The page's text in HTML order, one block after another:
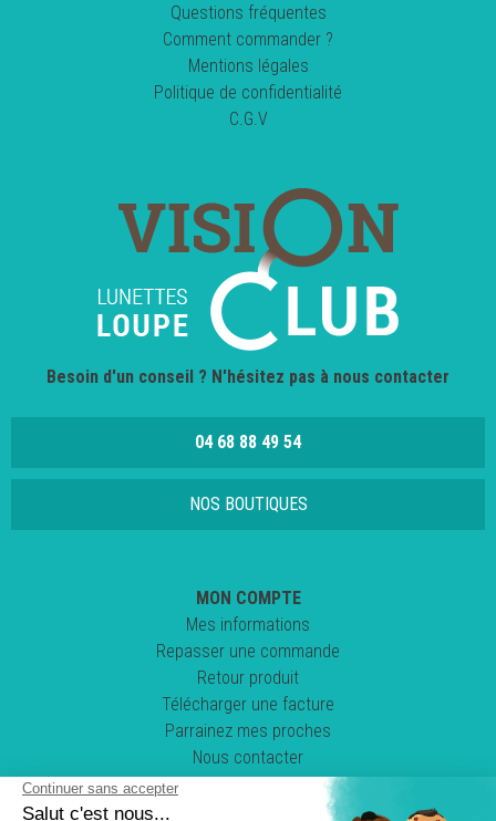
Questions fréquentes
Comment commander ?
Mentions légales
Politique de confidentialité
C.G.V
Besoin d'un conseil ? N'hésitez pas à nous contacter
04 68 88 49 54
NOS BOUTIQUES
MON COMPTE
Mes informations
Repasser une commande
Retour produit
Télécharger une facture
Parrainez mes proches
Nous contacter